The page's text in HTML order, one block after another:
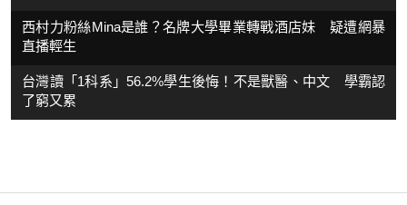
西村力粉絲Mina是誰？名牌大學畢業轉戰酒店妹 疑遭網暴
直播輕生
台灣讀「1科系」56.2%學生後悔！不是獸醫、中文 學霸認
了窮又累